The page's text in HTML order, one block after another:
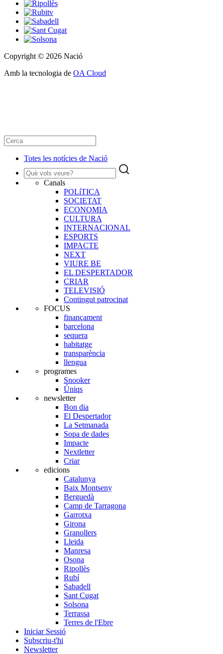
Copyright © 2026 Nació
Amb la tecnologia de OA Cloud
Totes les notícies de Nació
Canals
POLíTICA
SOCIETAT
ECONOMIA
CULTURA
INTERNACIONAL
ESPORTS
IMPACTE
NEXT
VIURE BE
EL DESPERTADOR
CRIAR
TELEVISIÓ
Contingut patrocinat
FOCUS
finançament
barcelona
sequera
habitatge
transparència
llengua
programes
Snooker
Úniqs
newsletter
Bon dia
El Despertador
La Setmanada
Sopa de dades
Impacte
Nextletter
Criar
edicions
Catalunya
Baix Montseny
Berguedà
Camp de Tarragona
Garrotxa
Girona
Granollers
Lleida
Manresa
Osona
Ripollès
Rubí
Sabadell
Sant Cugat
Solsona
Terrassa
Terres de l'Ebre
Iniciar Sessió
Subscriu-t'hi
Newsletter